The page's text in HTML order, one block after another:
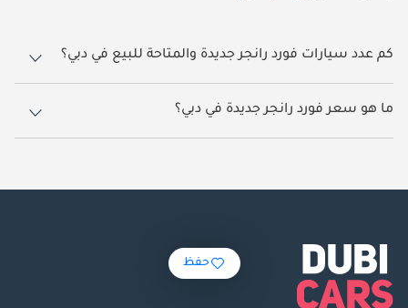
كم عدد سيارات فورد رانجر جديدة والمتاحة للبيع في دبي؟
51 سيارة فورد رانجر جديدة متوفرة للبيع في دبي.
ما هو سعر فورد رانجر جديدة في دبي؟
يبدأ سعر سيارة فورد رانجر جديدة في دبي 101,000.
حفظ